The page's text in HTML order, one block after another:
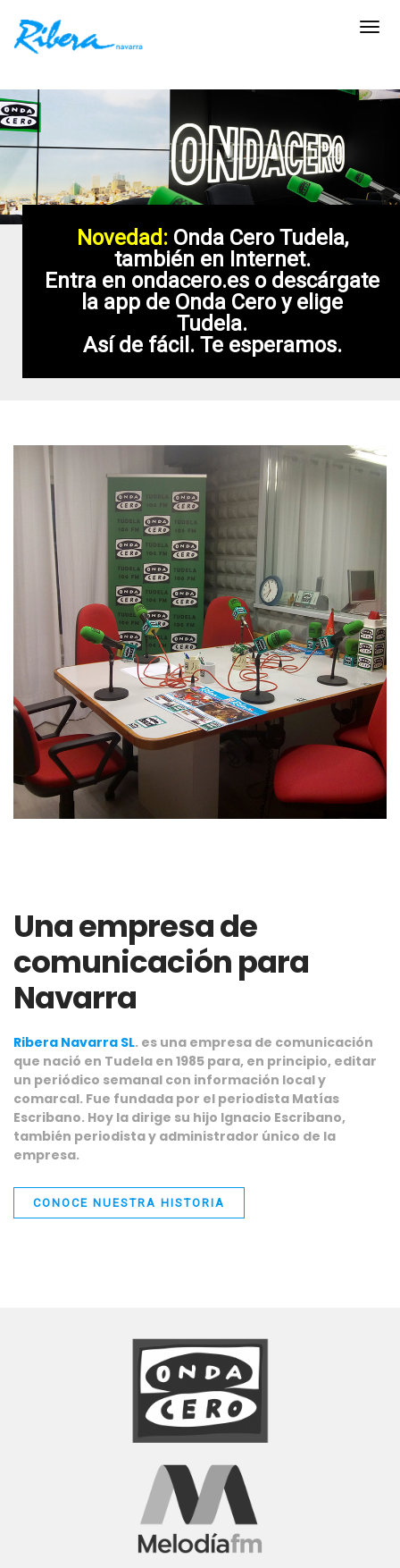
Novedad:Onda Cero Tudela,
también en Internet.
Entra en ondacero.es o descárgate
la app de Onda Cero y elige
Tudela.
Así de fácil. Te esperamos.
Una empresa de
comunicación para
Navarra
Ribera Navarra SL. es una empresa de comunicación
que nació en Tudela en 1985 para, en principio, editar
un periódico semanal con información local y
comarcal. Fue fundada por el periodista Matías
Escribano. Hoy la dirige su hijo Ignacio Escribano,
también periodista y administrador único de la
empresa.
CONOCE NUESTRA HISTORIA